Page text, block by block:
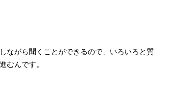
ながら聞くことができるので、いろいろと質
むんです。